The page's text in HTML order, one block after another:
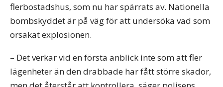
flerbostadshus, som nu har spärrats av. Nationella
bombskyddet är på väg för att undersöka vad som
orsakat explosionen.
– Det verkar vid en första anblick inte som att fler
lägenheter än den drabbade har fått större skador,